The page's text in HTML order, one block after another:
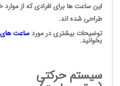
این ساعت ها برای افرادی که از موارد
طراحی شده اند.
توضیحات بیشتری در موردساعت
بخوانید.
سیستم حرکتی